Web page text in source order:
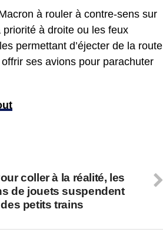
à rouler à contre-sens sur
à droite ou les feux
permettant d’éjecter de la route
ses avions pour parachuter
coller à la réalité, les
de jouets suspendent
des petits trains